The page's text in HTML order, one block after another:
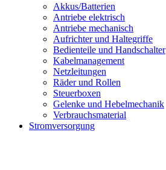
Akkus/Batterien
Antriebe elektrisch
Antriebe mechanisch
Aufrichter und Haltegriffe
Bedienteile und Handschalter
Kabelmanagement
Netzleitungen
Räder und Rollen
Steuerboxen
Gelenke und Hebelmechanik
Verbrauchsmaterial
Stromversorgung